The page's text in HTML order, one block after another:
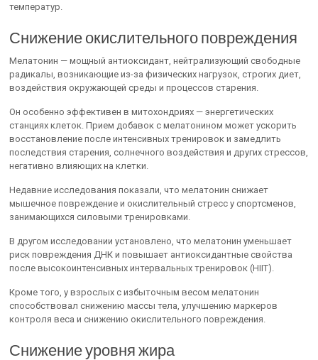
температур.
Снижение окислительного повреждения
Мелатонин — мощный антиоксидант, нейтрализующий свободные
радикалы, возникающие из-за физических нагрузок, строгих диет,
воздействия окружающей среды и процессов старения.
Он особенно эффективен в митохондриях — энергетических
станциях клеток. Прием добавок с мелатонином может ускорить
восстановление после интенсивных тренировок и замедлить
последствия старения, солнечного воздействия и других стрессов,
негативно влияющих на клетки.
Недавние исследования показали, что мелатонин снижает
мышечное повреждение и окислительный стресс у спортсменов,
занимающихся силовыми тренировками.
В другом исследовании установлено, что мелатонин уменьшает
риск повреждения ДНК и повышает антиоксидантные свойства
после высокоинтенсивных интервальных тренировок (HIIT).
Кроме того, у взрослых с избыточным весом мелатонин
способствовал снижению массы тела, улучшению маркеров
контроля веса и снижению окислительного повреждения.
Снижение уровня жира